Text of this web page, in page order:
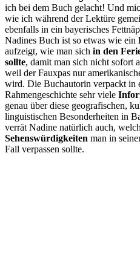
ich bei dem Buch gelacht! Und
wie ich während der Lektüre
ebenfalls in ein bayerisches
Nadines Buch ist so etwas wie ein
aufzeigt, wie man sich in den
sollte, damit man sich nicht sofort
weil der Fauxpas nur
wird. Die Buchautorin verpackt in
Rahmengeschichte sehr viele
genau über diese geografischen,
linguistischen Besonderheiten in
verrät Nadine natürlich auch,
Sehenswürdigkeiten man in
Fall verpassen sollte.